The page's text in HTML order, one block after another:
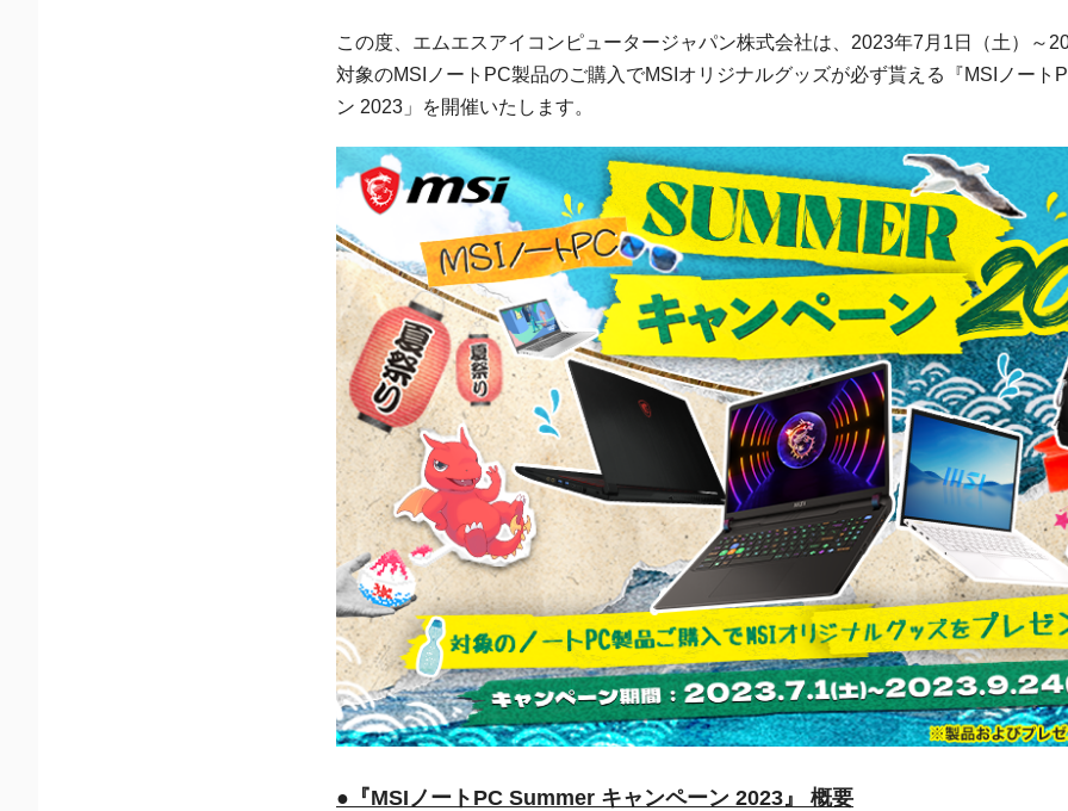
この度、エムエスアイコンピュータージャパン株式会社は、2023年7月1日（土）～
対象のMSIノートPC製品のご購入でMSIオリジナルグッズが必ず貰える『MSIノート
ン 2023」を開催いたします。
●『MSIノートPC Summer キャンペーン 2023』 概要